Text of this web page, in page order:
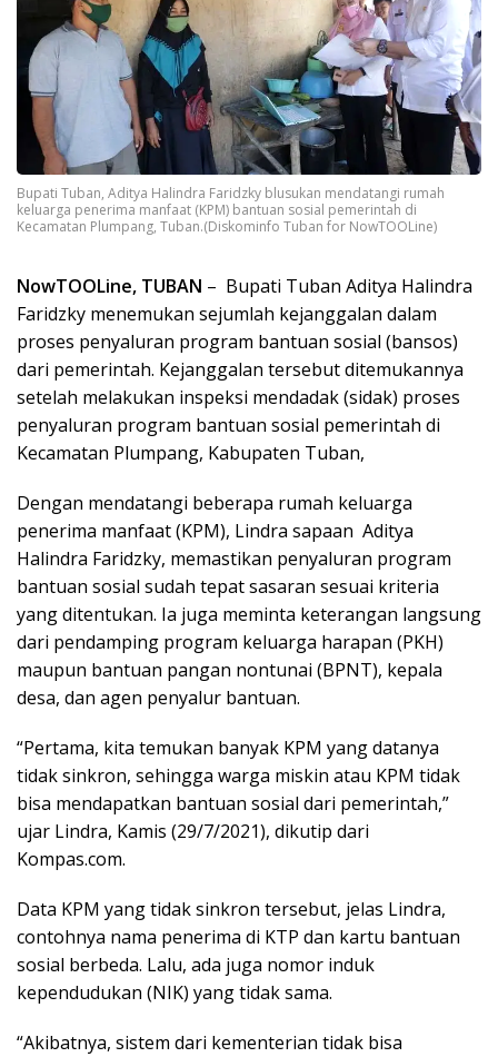
Bupati Tuban, Aditya Halindra Faridzky blusukan mendatangi rumah
keluarga penerima manfaat (KPM) bantuan sosial pemerintah di
Kecamatan Plumpang, Tuban.(Diskominfo Tuban for NowTOOLine)
NowTOOLine, TUBAN – Bupati Tuban Aditya Halindra
Faridzky menemukan sejumlah kejanggalan dalam
proses penyaluran program bantuan sosial (bansos)
dari pemerintah. Kejanggalan tersebut ditemukannya
setelah melakukan inspeksi mendadak (sidak) proses
penyaluran program bantuan sosial pemerintah di
Kecamatan Plumpang, Kabupaten Tuban,
Dengan mendatangi beberapa rumah keluarga
penerima manfaat (KPM), Lindra sapaan Aditya
Halindra Faridzky, memastikan penyaluran program
bantuan sosial sudah tepat sasaran sesuai kriteria
yang ditentukan. Ia juga meminta keterangan langsung
dari pendamping program keluarga harapan (PKH)
maupun bantuan pangan nontunai (BPNT), kepala
desa, dan agen penyalur bantuan.
“Pertama, kita temukan banyak KPM yang datanya
tidak sinkron, sehingga warga miskin atau KPM tidak
bisa mendapatkan bantuan sosial dari pemerintah,”
ujar Lindra, Kamis (29/7/2021), dikutip dari
Kompas.com.
Data KPM yang tidak sinkron tersebut, jelas Lindra,
contohnya nama penerima di KTP dan kartu bantuan
sosial berbeda. Lalu, ada juga nomor induk
kependudukan (NIK) yang tidak sama.
“Akibatnya, sistem dari kementerian tidak bisa